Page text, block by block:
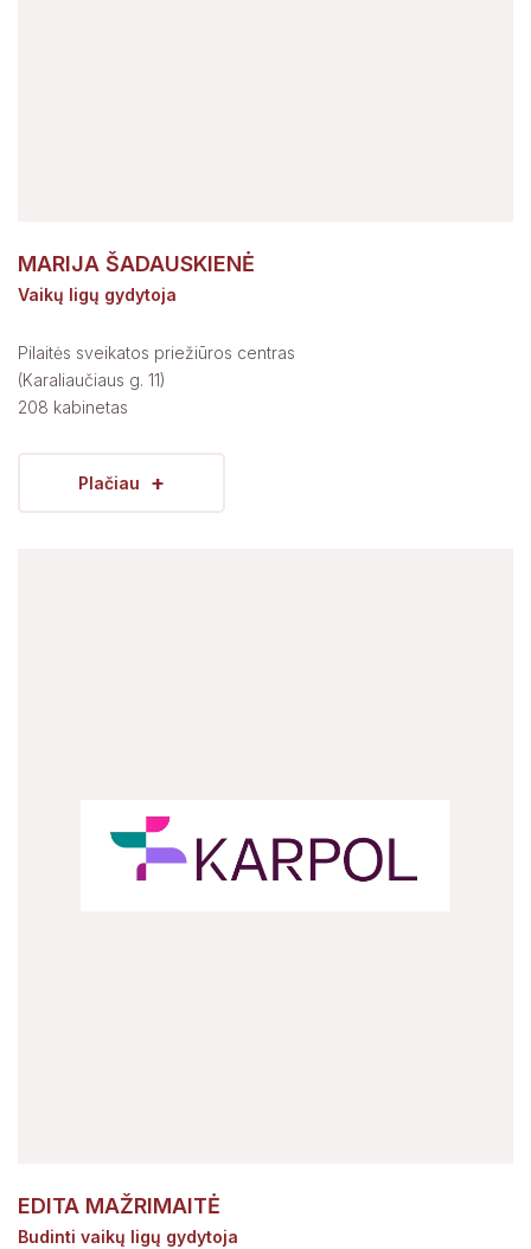
MARIJA ŠADAUSKIENĖ
Vaikų ligų gydytoja
Pilaitės sveikatos priežiūros centras
(Karaliaučiaus g. 11)
208 kabinetas
Plačiau +
EDITA MAŽRIMAITĖ
Budinti vaikų ligų gydytoja